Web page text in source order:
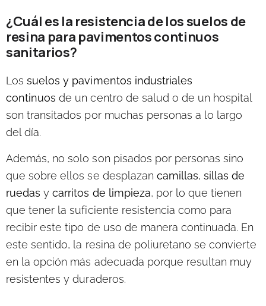
¿Cuál es la resistencia de los suelos de
resina para pavimentos continuos
sanitarios?
Lossuelos y pavimentos industriales
continuos de un centro de salud o de un hospital
son transitados por muchas personas a lo largo
del día.
Además, no solo son pisados por personas sino
que sobre ellos se desplazan camillas,sillas de
ruedas ycarritos de limpieza, por lo que tienen
que tener la suficiente resistencia como para
recibir este tipo de uso de manera continuada. En
este sentido, la resina de poliuretano se convierte
en la opción más adecuada porque resultan muy
resistentes y duraderos.